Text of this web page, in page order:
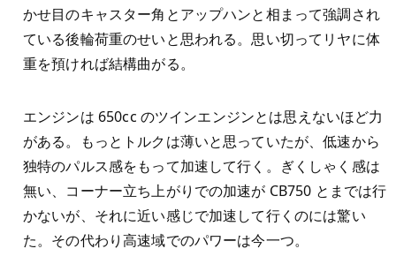
かせ目のキャスター角とアップハンと相まって強調され
ている後輪荷重のせいと思われる。思い切ってリヤに体
重を預ければ結構曲がる。
エンジンは 650cc のツインエンジンとは思えないほど力
がある。もっとトルクは薄いと思っていたが、低速から
独特のパルス感をもって加速して行く。ぎくしゃく感は
無い、コーナー立ち上がりでの加速が CB750 とまでは行
かないが、それに近い感じで加速して行くのには驚い
た。その代わり高速域でのパワーは今一つ。